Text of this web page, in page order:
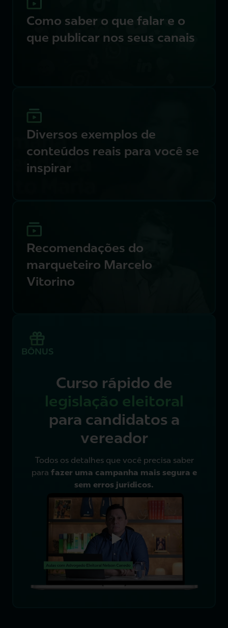
Como saber o que falar e o
que publicar nos seus canais
Diversos exemplos de
conteúdos reais para você se
inspirar
Recomendações do
marqueteiro Marcelo
Vitorino
Curso rápido de
legislação eleitoral
para candidatos a
vereador
Todos os detalhes que você precisa saber
para fazer uma campanha mais segura e
sem erros jurídicos.